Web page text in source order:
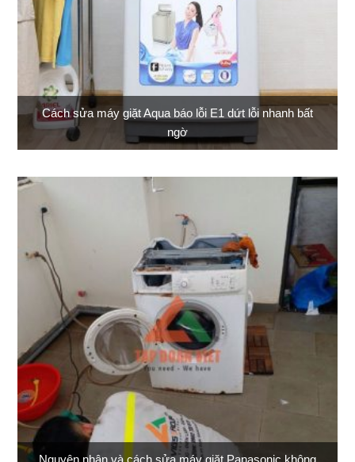
Cách sửa máy giặt Aqua báo lỗi E1 dứt lỗi nhanh bất
ngờ